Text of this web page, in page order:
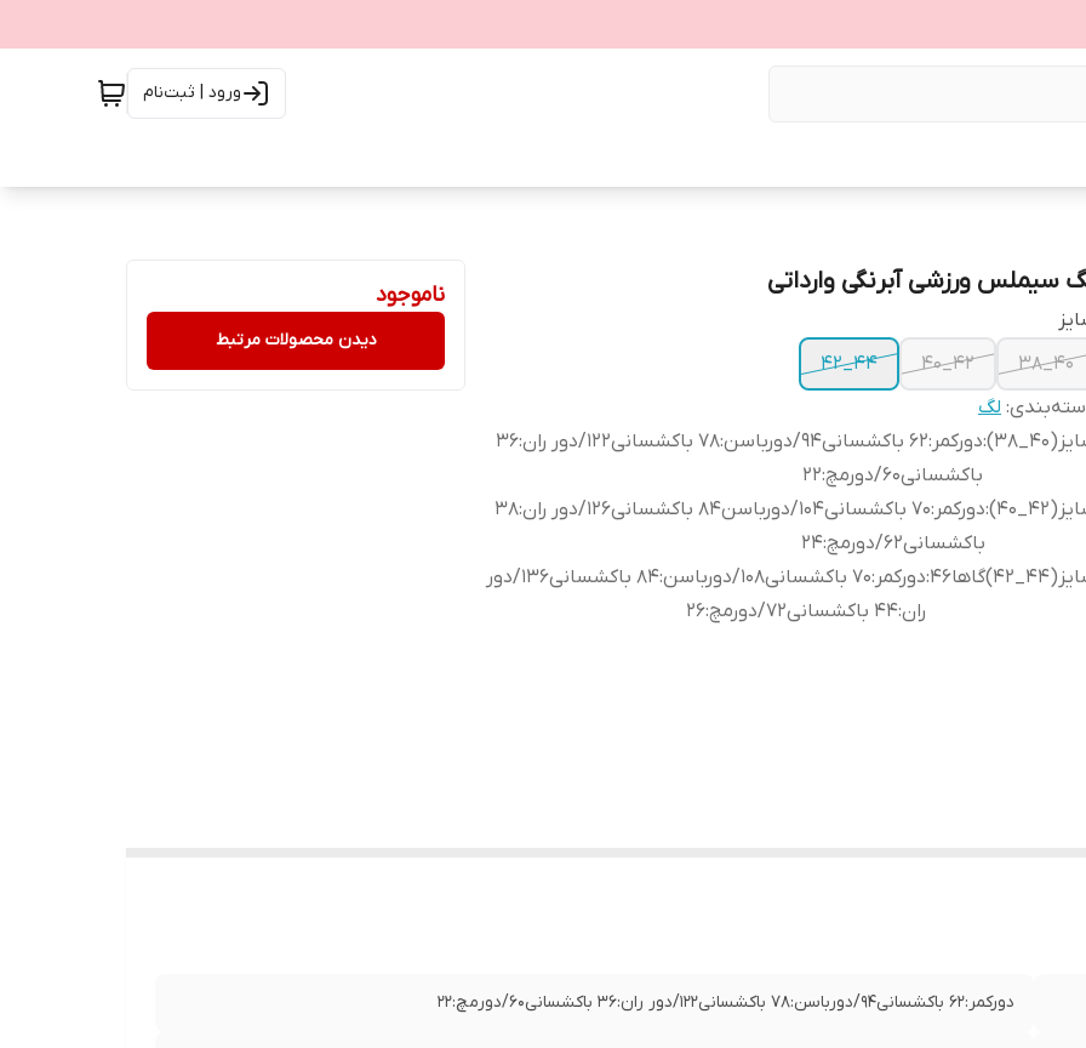
ورود | ثبت‌نام
سیملس ورزشی آبرنگی وارداتی
40_38
42_40
44_42
: لگ
:
دورکمر:62 باکشسانی94/دورباسن:78 باکشسانی122/دور ران:36
باکشسانی60/دورمچ:22
:
دورکمر:70 باکشسانی104/دورباسن84 باکشسانی126/دور ران:38
باکشسانی62/دورمچ:24
:
دورکمر:70 باکشسانی108/دورباسن:84 باکشسانی136/دور
ران:44 باکشسانی72/دورمچ:26
ناموجود
دیدن محصولات مرتبط
دورکمر:62 باکشسانی94/دورباسن:78 باکشسانی122/دور ران:36 باکشسانی60/دورمچ:22